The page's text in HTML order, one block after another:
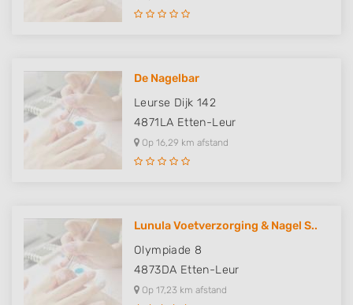
De Nagelbar
Leurse Dijk 142
4871LA Etten-Leur
Op 16,29 km afstand
Lunula Voetverzorging & Nagel S..
Olympiade 8
4873DA Etten-Leur
Op 17,23 km afstand